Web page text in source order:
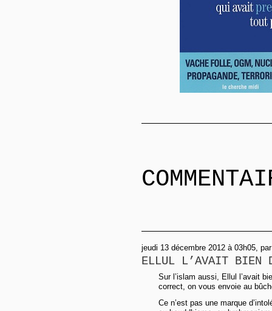
jeudi 13 décembre 2012 à 03h05,
ELLUL L’AVAIT
Sur l’islam aussi, Ellul l’avait
correct, on vous envoie au
Ce n’est pas une marque